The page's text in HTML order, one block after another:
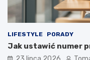
LIFESTYLE PORADY
Jak ustawić numer